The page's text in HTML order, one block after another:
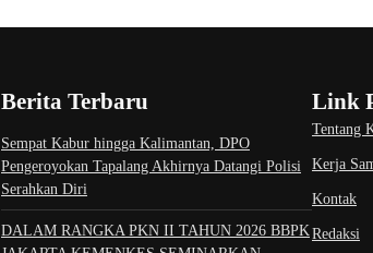
Berita Terbaru
Sempat Kabur hingga Kalimantan, DPO
Pengeroyokan Tapalang Akhirnya Datangi Polisi
Serahkan Diri
DALAM RANGKA PKN II TAHUN 2026 BBPK
Link
Tentang
Kerja
Kontak
Redaksi